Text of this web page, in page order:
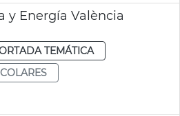
y Energía València
TEMÁTICA